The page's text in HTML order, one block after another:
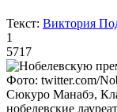
Текст: Виктория
1
5717
Фото: twitter.com/
Сюкуро Манабэ,
нобелевские